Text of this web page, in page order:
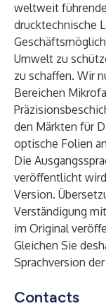
weltweit
drucktechnische
Umwelt zu
zu schaffen. Wir
Bereichen
den Märkten für
optische Folien
Die
veröffentlicht
Version.
Verständigung
im Original
Gleichen Sie
Sprachversion
Contacts